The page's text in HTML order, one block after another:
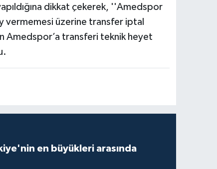
dikkat çekerek, ''Amedspor
vermemesi üzerine transfer iptal
Amedspor’a transferi teknik heyet
en büyükleri arasında